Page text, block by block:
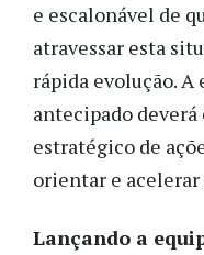
e escalonável de
atravessar esta
rápida evolução.
antecipado
estratégico de
orientar e acelerar
Lançando a